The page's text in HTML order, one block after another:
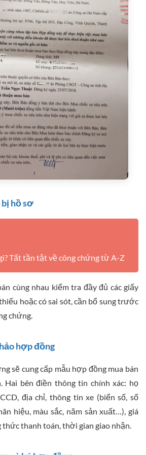
hồ sơ
Tất tần tật về công chứng từ A-Z
cùng nhau kiểm tra đầy đủ các giấy
hoặc có sai sót, cần bổ sung trước
chứng.
hợp đồng
sẽ cung cấp mẫu hợp đồng mua bán
Hai bên điền thông tin chính xác: họ
địa chỉ, thông tin xe (biển số, số
hiệu, màu sắc, năm sản xuất…), giá
thức thanh toán, thời gian giao nhận.